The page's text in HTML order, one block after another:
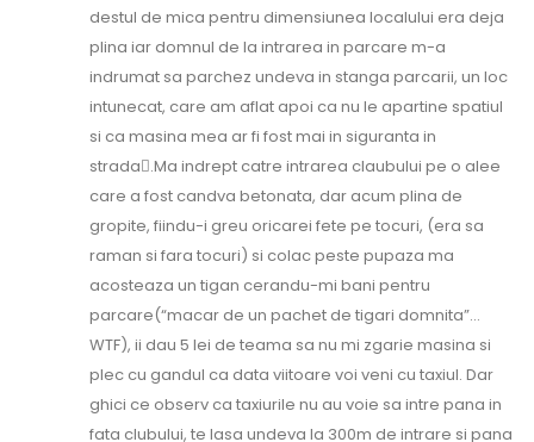
destul de mica pentru dimensiunea localului era deja
plina iar domnul de la intrarea in parcare m-a
indrumat sa parchez undeva in stanga parcarii, un loc
intunecat, care am aflat apoi ca nu le apartine spatiul
si ca masina mea ar fi fost mai in siguranta in
strada.Ma indrept catre intrarea claubului pe o alee
care a fost candva betonata, dar acum plina de
gropite, fiindu-i greu oricarei fete pe tocuri, (era sa
raman si fara tocuri) si colac peste pupaza ma
acosteaza un tigan cerandu-mi bani pentru
parcare(“macar de un pachet de tigari domnita”…
WTF), ii dau 5 lei de teama sa nu mi zgarie masina si
plec cu gandul ca data viitoare voi veni cu taxiul. Dar
ghici ce observ ca taxiurile nu au voie sa intre pana in
fata clubului, te lasa undeva la 300m de intrare si pana